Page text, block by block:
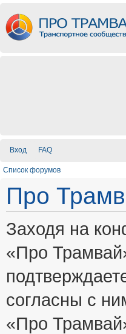
Вход FAQ
Список форумов
Про
Заходя на
«Про
согласны с
«Про